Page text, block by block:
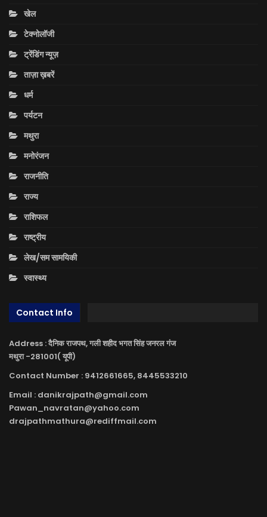
खेल
टेक्नोलॉजी
ट्रेंडिंग न्यूज़
ताज़ा ख़बरें
धर्म
पर्यटन
मथुरा
मनोरंजन
राजनीति
राज्य
राशिफल
राष्ट्रीय
लेख/सम सामयिकी
स्वास्थ्य
Contact Info
Address : दैनिक राजपथ, गली शहीद भगत सिंह जनरल गंज
मथुरा -281001( यूपी)
Contact Number : 9412661665, 8445533210
Email : danikrajpath@gmail.com
Pawan_navratan@yahoo.com
drajpathmathura@rediffmail.com